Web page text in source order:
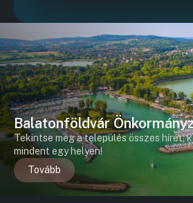
Balatonföldvár
Tekintse meg a település összes hírét,
mindent egy helyen!
Tovább